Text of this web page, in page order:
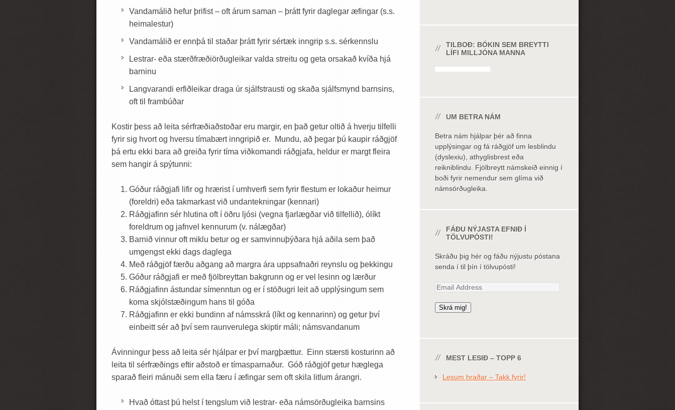
Vandamálið hefur þrifist – oft árum saman – þrátt fyrir daglegar æfingar (s.s.
heimalestur)
Vandamálið er ennþá til staðar þrátt fyrir sértæk inngrip s.s. sérkennslu
Lestrar- eða stærðfræðiörðugleikar valda streitu og geta orsakað kvíða hjá
barninu
Langvarandi erfiðleikar draga úr sjálfstrausti og skaða sjálfsmynd barnsins,
oft til frambúðar
Kostir þess að leita sérfræðiaðstoðar eru margir, en það getur oltið á hverju tilfelli
fyrir sig hvort og hversu tímabært inngripið er. Mundu, að þegar þú kaupir ráðgjöf
þá ertu ekki bara að greiða fyrir tíma viðkomandi ráðgjafa, heldur er margt fleira
sem hangir á spýtunni:
Góður ráðgjafi lifir og hrærist í umhverfi sem fyrir flestum er lokaður heimur
(foreldri) eða takmarkast við undantekningar (kennari)
Ráðgjafinn sér hlutina oft í öðru ljósi (vegna fjarlægðar við tilfellið), ólíkt
foreldrum og jafnvel kennurum (v. nálægðar)
Barnið vinnur oft miklu betur og er samvinnuþýðara hjá aðila sem það
umgengst ekki dags daglega
Með ráðgjöf færðu aðgang að margra ára uppsafnaðri reynslu og þekkingu
Góður ráðgjafi er með fjölbreyttan bakgrunn og er vel lesinn og lærður
Ráðgjafinn ástundar símenntun og er í stöðugri leit að upplýsingum sem
koma skjólstæðingum hans til góða
Ráðgjafinn er ekki bundinn af námsskrá (líkt og kennarinn) og getur því
einbeitt sér að því sem raunverulega skiptir máli; námsvandanum
Ávinningur þess að leita sér hjálpar er því margþættur. Einn stærsti kosturinn að
leita til sérfræðings eftir aðstoð er tímasparnaður. Góð ráðgjöf getur hæglega
sparað fleiri mánuði sem ella færu í æfingar sem oft skila litlum árangri.
Hvað óttast þú helst í tengslum við lestrar- eða námsörðugleika barnsins
TILBOÐ: BÓKIN SEM BREYTTI
LÍFI MILLJÓNA MANNA
UM BETRA NÁM
Betra nám hjálpar þér að finna
upplýsingar og fá ráðgjöf um lesblindu
(dyslexiu), athyglisbrest eða
reikniblindu. Fjölbreytt námskeið einnig í
boði fyrir nemendur sem glíma við
námsörðugleika.
FÁÐU NÝJASTA EFNIÐ Í
TÖLVUPÓSTI!
Skráðu þig hér og fáðu nýjustu póstana
senda í til þín í tölvupósti!
Email
Skrá mig!
MEST LESIÐ – TOPP 6
Lesum hraðar – Takk fyrir!